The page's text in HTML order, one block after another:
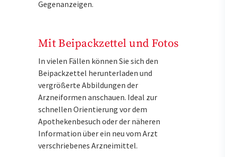
Gegenanzeigen.
Mit Beipackzettel und Fotos
In vielen Fällen können Sie sich den
Beipackzettel herunterladen und
vergrößerte Abbildungen der
Arzneiformen anschauen. Ideal zur
schnellen Orientierung vor dem
Apothekenbesuch oder der näheren
Information über ein neu vom Arzt
verschriebenes Arzneimittel.